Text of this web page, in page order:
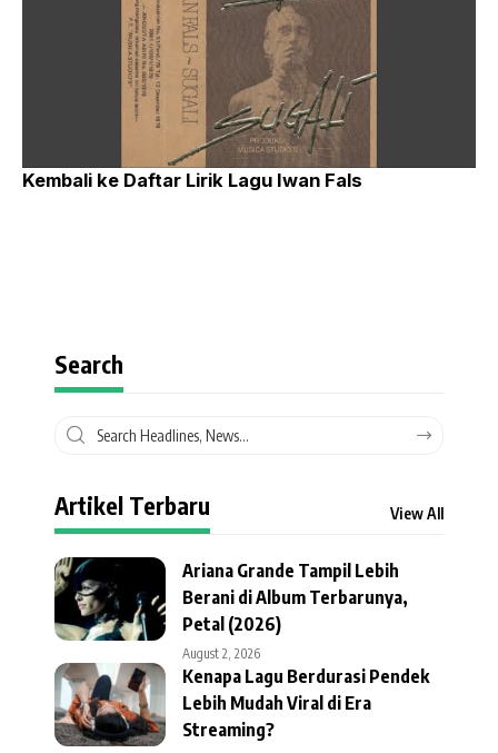
Kembali ke Daftar Lirik Lagu Iwan Fals
Search
Artikel Terbaru View All
Ariana Grande Tampil Lebih
Berani di Album Terbarunya,
Petal (2026)
August 2, 2026
Kenapa Lagu Berdurasi Pendek
Lebih Mudah Viral di Era
Streaming?